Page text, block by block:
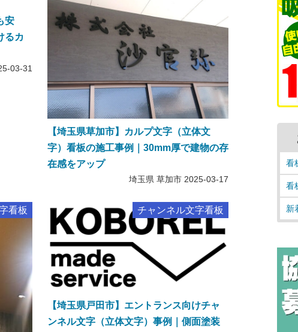
安
るカ
03-31
【埼玉県草加市】カルプ文字（立体文
字）看板の施工事例｜30mm厚で建物の存
在感をアップ
埼玉県 草加市 2025-03-17
看板 チャンネル文字看板
【埼玉県戸田市】エントランス向けチャ
ンネル文字（立体文字）事例｜側面塗装
看
看
新